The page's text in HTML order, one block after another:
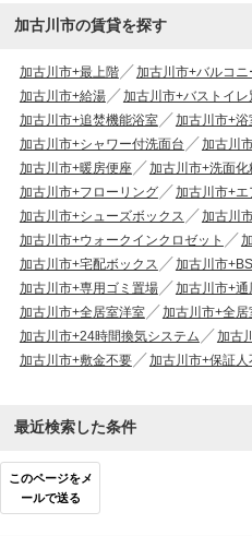
加古川市の賃貸を探す
加古川市+最上階 加古川市+バルコニ
加古川市+給湯
加古川市+バストイレ
加古川市+追焚機能浴室
加古川市+浴
加古川市+シャワー付洗面台
加古川
加古川市+暖房便座
加古川市+洗面化
加古川市+フローリング
加古川市+エ
加古川市+シューズボックス
加古川
加古川市+ウォークインクロゼット
加古川市+宅配ボックス
加古川市+BS
加古川市+専用ゴミ置場
加古川市+通
加古川市+全居室洋室
加古川市+全
加古川市+24時間換気システム
加古
加古川市+敷金不要
加古川市+保証人
最近検索した条件
このページをメ
ールで送る